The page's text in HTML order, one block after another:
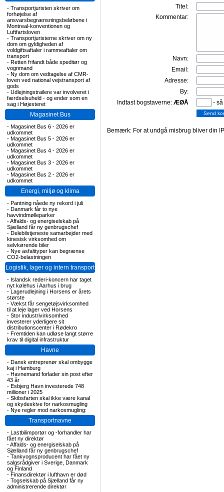
- Transportjuristen skriver om
forhøjelse af
ansvarsbegrænsningsbeløbene i
Montreal-konventionen og
Luftfartsloven
- Transportjuristerne skriver om ny
dom om gyldigheden af
voldgiftsaftaler i rammeaftaler om
transport
- Retten frifandt både speditør og
vognmand
- Ny dom om vedtagelse af CMR-
loven ved national vejstransport af
gods
- Udlejningstrailere var involveret i
færdselsuheld - og ender som en
sag i Højesteret
Magasinet Bus
- Magasinet Bus 6 - 2026 er
udkommet
- Magasinet Bus 5 - 2026 er
udkommet
- Magasinet Bus 4 - 2026 er
udkommet
- Magasinet Bus 3 - 2026 er
udkommet
- Magasinet Bus 2 - 2026 er
udkommet
Energi, miljø og klima
- Pantning nåede ny rekord i juli
- Danmark får to nye
havvindmølleparker
-Affalds- og energiselskab på
Sjælland får ny genbrugschef
- Delebilstjeneste samarbejder med
kinesisk virksomhed om
selvkørende biler
- Nye asfalttyper kan begrænse
CO2-belastningen
Logistik, lager og intern transport
- Islandsk rederi-koncern har taget
nyt kølehus i Aarhus i brug
- Lagerudlejning i Horsens er årets
største
- Vækst får sengetøjsvirksomhed
til at leje lager ved Horsens
- Stor industrivirksomhed
investerer yderligere sit
distributionscenter i Rødekro
- Fremtiden kan udløse langt større
krav til digital infrastruktur
Havne
- Dansk entreprenør skal ombygge
kaj i Hamburg
- Havnemand forlader sin post efter
43 år
- Esbjerg Havn investerede 748
millioner i 2025
- Skibsfarten skal ikke være kanal
og skydeskive for narkosmugling
- Nye regler mod narkosmugling:
Transportnavne
- Lastbilimportør og -forhandler har
fået ny direktør
-Affalds- og energiselskab på
Sjælland får ny genbrugschef
- Tankvognsproducent har fået ny
salgsrådgiver i Sverige, Danmark
og Finland
- Finansdirektør i lufthavn er død
- Togselskab på Sjælland får ny
administrerende direktør
Titel:
Kommentar:
Navn:
Email:
Adresse:
By:
Indtast bogstaverne: ÆØÅ -
Bemærk: For at undgå misbrug bliver din